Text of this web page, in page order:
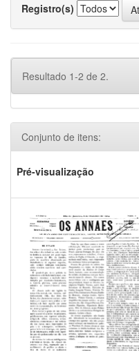
Registro(s)
Resultado 1-2 de 2.
Conjunto de itens:
Pré-visualização